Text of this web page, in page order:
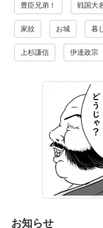
豊臣兄弟！ 戦国大
家紋 お城 暮
上杉謙信 伊達政宗
お知らせ